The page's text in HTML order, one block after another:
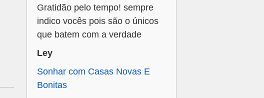
Gratidão pelo tempo! sempre
indico vocês pois são o únicos
que batem com a verdade
Ley
Sonhar com Casas Novas E
Bonitas